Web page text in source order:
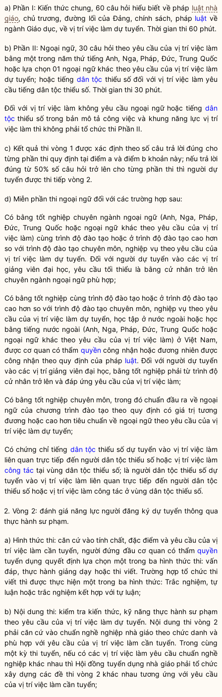
a) Phần I: Kiến thức chung, 60 câu hỏi hiểu biết về pháp luật nhà
giáo, chủ trương, đường lối của Đảng, chính sách, pháp luật về
ngành Giáo dục, về vị trí việc làm dự tuyển. Thời gian thi 60 phút.
b) Phần II: Ngoại ngữ, 30 câu hỏi theo yêu cầu của vị trí việc làm
bằng một trong năm thứ tiếng Anh, Nga, Pháp, Đức, Trung Quốc
hoặc lựa chọn 01 ngoại ngữ khác theo yêu cầu của vị trí việc làm
dự tuyển; hoặc tiếng dân tộc thiểu số đối với vị trí việc làm yêu
cầu tiếng dân tộc thiểu số. Thời gian thi 30 phút.
Đối với vị trí việc làm không yêu cầu ngoại ngữ hoặc tiếng dân
tộc thiểu số trong bản mô tả công việc và khung năng lực vị trí
việc làm thì không phải tổ chức thi Phần II.
c) Kết quả thi vòng 1 được xác định theo số câu trả lời đúng cho
từng phần thi quy định tại điểm a và điểm b khoản này; nếu trả lời
đúng từ 50% số câu hỏi trở lên cho từng phần thi thì người dự
tuyển được thi tiếp vòng 2.
d) Miễn phần thi ngoại ngữ đối với các trường hợp sau:
Có bằng tốt nghiệp chuyên ngành ngoại ngữ (Anh, Nga, Pháp,
Đức, Trung Quốc hoặc ngoại ngữ khác theo yêu cầu của vị trí
việc làm) cùng trình độ đào tạo hoặc ở trình độ đào tạo cao hơn
so với trình độ đào tạo chuyên môn, nghiệp vụ theo yêu cầu của
vị trí việc làm dự tuyển. Đối với người dự tuyển vào các vị trí
giảng viên đại học, yêu cầu tối thiểu là bằng cử nhân trở lên
chuyên ngành ngoại ngữ phù hợp;
Có bằng tốt nghiệp cùng trình độ đào tạo hoặc ở trình độ đào tạo
cao hơn so với trình độ đào tạo chuyên môn, nghiệp vụ theo yêu
cầu của vị trí việc làm dự tuyển, học tập ở nước ngoài hoặc học
bằng tiếng nước ngoài (Anh, Nga, Pháp, Đức, Trung Quốc hoặc
ngoại ngữ khác theo yêu cầu của vị trí việc làm) ở Việt Nam,
được cơ quan có thẩm quyềncông nhận hoặc đương nhiên được
công nhận theo quy định của pháp luật. Đối với người dự tuyển
vào các vị trígiảng viênđại học, bằng tốt nghiệp phải từ trình độ
cử nhân trở lên và đáp ứng yêu cầu của vị trí việc làm;
Có bằng tốt nghiệp chuyên môn, trong đó chuẩn đầu ra về ngoại
ngữ của chương trình đào tạo theo quy định có giá trị tương
đương hoặc cao hơn tiêu chuẩn về ngoại ngữ theo yêu cầu của vị
trí việc làm dự tuyển;
Có chứng chỉ tiếng dân tộc thiểu số dự tuyển vào vị trí việc làm
liên quan trực tiếp đến người dân tộc thiểu số hoặc vị trí việc làm
công tác tại vùngdân tộc thiểu số; là người dân tộc thiểu số dự
tuyển vào vị trí việc làm liên quan trực tiếp đến người dân tộc
thiểu số hoặc vị trí việc làm công tác ở vùng dân tộc thiểu số.
2. Vòng 2: đánh giá năng lực người đăng ký dự tuyển thông qua
thực hành sư phạm.
a) Hình thức thi: căn cứ vào tính chất, đặc điểm và yêu cầu của vị
trí việc làm cần tuyển, người đứng đầu cơ quan có thẩm quyền
tuyển dụng quyết định lựa chọn một trong ba hình thức thi: vấn
đáp, thực hành giảng dạy hoặc thi viết. Trường hợp tổ chức thi
viết thì được thực hiện một trong ba hình thức: Trắc nghiệm, tự
luận hoặc trắc nghiệm kết hợp với tự luận;
b) Nội dung thi: kiểm tra kiến thức, kỹ năng thực hành sư phạm
theo yêu cầu của vị trí việc làm dự tuyển. Nội dung thi vòng 2
phải căn cứ vào chuẩn nghề nghiệp nhà giáo theo chức danh và
phù hợp với yêu cầu của vị trí việc làm cần tuyển. Trong cùng
một kỳ thi tuyển, nếu có các vị trí việc làm yêu cầu chuẩn nghề
nghiệp khác nhau thì Hội đồng tuyển dụng nhà giáo phải tổ chức
xây dựng các đề thi vòng 2 khác nhau tương ứng với yêu cầu
của vị trí việc làm cần tuyển;